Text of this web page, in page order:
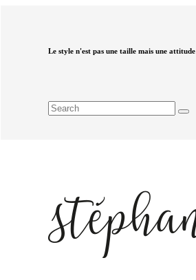
Le style n'est pas une taille mais une attitude